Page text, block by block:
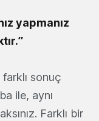
yapmanız
sonuç
ile, aynı
Farklı bir